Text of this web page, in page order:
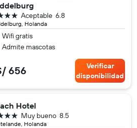
Holanda
6.8
Aceptable
Wifi gratis
Admite mascotas
656
Verificar
disponibilidad
Hotel
Holanda
8.5
Muy bueno